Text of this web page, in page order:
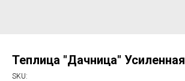
Теплица "Дачница" Усиленная
SKU: